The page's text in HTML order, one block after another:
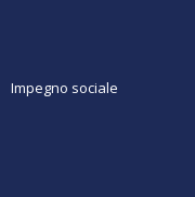
Impegno sociale